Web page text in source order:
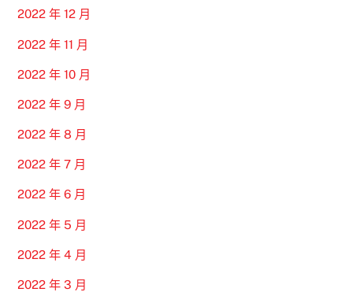
2022 年 12 月
2022 年 11 月
2022 年 10 月
2022 年 9 月
2022 年 8 月
2022 年 7 月
2022 年 6 月
2022 年 5 月
2022 年 4 月
2022 年 3 月